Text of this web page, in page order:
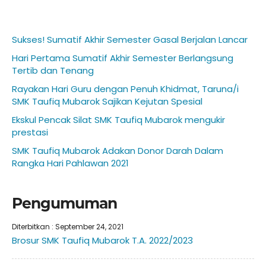
Sukses! Sumatif Akhir Semester Gasal Berjalan Lancar
Hari Pertama Sumatif Akhir Semester Berlangsung
Tertib dan Tenang
Rayakan Hari Guru dengan Penuh Khidmat, Taruna/i
SMK Taufiq Mubarok Sajikan Kejutan Spesial
Ekskul Pencak Silat SMK Taufiq Mubarok mengukir
prestasi
SMK Taufiq Mubarok Adakan Donor Darah Dalam
Rangka Hari Pahlawan 2021
Pengumuman
Diterbitkan : September 24, 2021
Brosur SMK Taufiq Mubarok T.A. 2022/2023